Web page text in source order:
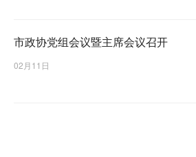
市政协党组会议暨主席会议召开
02月11日